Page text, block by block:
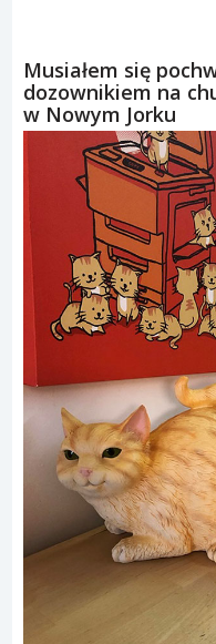
Musiałem się
dozownikiem na
w Nowym Jorku